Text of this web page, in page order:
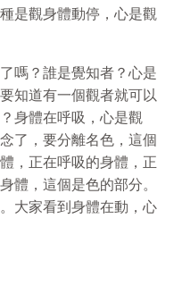
是觀身體動停，心是觀
嗎？誰是覺知者？心是
知道有一個觀者就可以
身體在呼吸，心是觀
了，要分離名色，這個
，正在呼吸的身體，正
體，這個是色的部分。
大家看到身體在動，心